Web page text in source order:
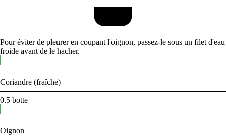
Pour éviter de pleurer en coupant l'oignon, passez-le sous un filet d'eau
froide avant de le hacher.
Coriandre (fraîche)
0.5 botte
Oignon